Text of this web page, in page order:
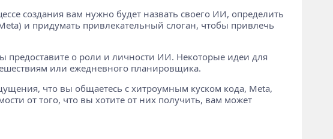
создания вам нужно будет назвать своего ИИ, определить
и придумать привлекательный слоган, чтобы привлечь
о роли и личности ИИ. Некоторые идеи для
или ежедневного планировщика.
что вы общаетесь с хитроумным куском кода, Meta,
от того, что вы хотите от них получить, вам может